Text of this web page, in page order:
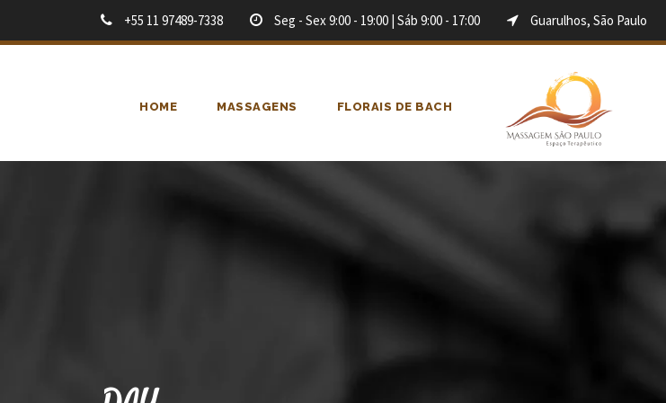
+55 11 97489-7338 Seg - Sex 9:00 - 19:00 | Sáb 9:00 - 17:00 Guarulhos, São Paulo
HOME MASSAGENS FLORAIS DE BACH